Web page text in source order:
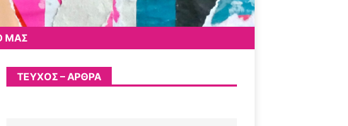
ΜΑΣ
ΤΕΎΧΟΣ – ΆΡΘΡΑ